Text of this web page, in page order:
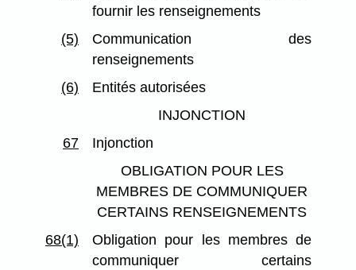
fournir les renseignements
(5)
Communication des
renseignements
(6)
Entités autorisées
INJONCTION
67
Injonction
OBLIGATION POUR LES
MEMBRES DE COMMUNIQUER
CERTAINS RENSEIGNEMENTS
68(1)
Obligation pour les membres de
communiquer certains